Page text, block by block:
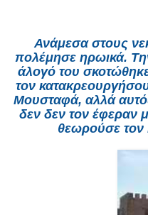
Ανάμεσα στους
πολέμησε ηρωικά.
άλογό του
τον
Μουσταφά, αλλά αυτός
δεν δεν τον έφεραν
θεωρούσε τον